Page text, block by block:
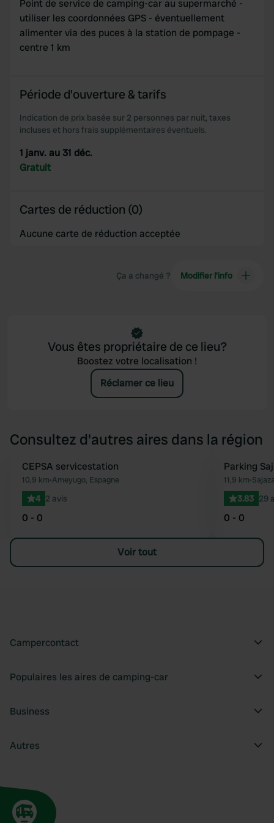
Point de service de camping-car au supermarché -
utiliser les coordonnées GPS - éventuellement
alimenter via des puces à la station de pompage -
centre 1 km
Période d'ouverture & tarifs
Indication de prix basée sur 2 personnes par nuit, taxes
incluses et hors frais supplémentaires éventuels.
1 janv. au 31 déc.
Gratuit
Cartes de réduction (0)
Aucune carte de réduction acceptée
Ça a changé ? Modifier l’info
Vous êtes propriétaire de ce lieu?
Boostez votre localisation !
Réclamer ce lieu
Consultez d'autres aires dans la région
Préféré
CEPSA servicestation
10,9 km•Ameyugo, Espagne
4 2 avis
0 - 0
Parking
11,9 km•
3.83 29
0 - 0
Voir tout
Campercontact
Populaires les aires de camping-car
Business
Autres